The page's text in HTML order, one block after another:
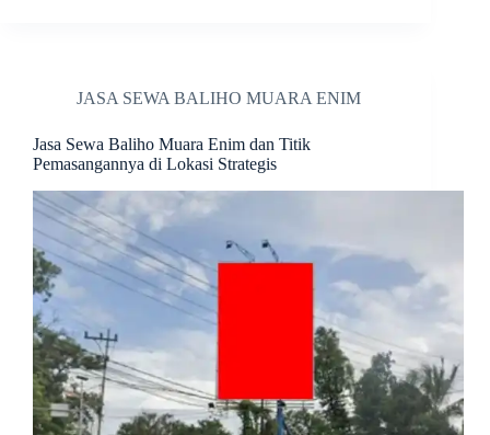
JASA SEWA BALIHO MUARA ENIM
Jasa Sewa Baliho Muara Enim dan Titik
Pemasangannya di Lokasi Strategis